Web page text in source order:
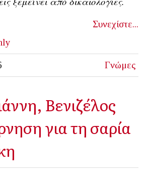
Συνεχίστε...
Γνώμες
Βενιζέλος
για τη σαρία